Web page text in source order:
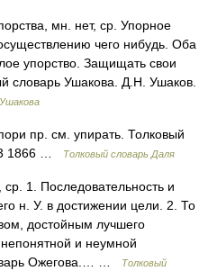
мн. нет, ср. Упорное
чего нибудь. Оба
упорство. Защищать свои
словарь Ушакова. Д.Н. Ушаков.
пр. см. упирать. Толковый
1866 …
Толковый словарь Даля
1. Последовательность и
н. У. в достижении цели. 2. То
достойным лучшего
и неумной
Ожегова.… …
Толковый